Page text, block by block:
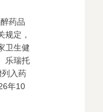
药品
规定，
卫生健
乐瑞托
入药
年10